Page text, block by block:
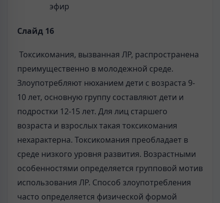
эфир
Слайд 16
Токсикомания, вызванная ЛР, распространена
преимущественно в моло­дежной среде.
Злоупотребляют нюханием дети с возраста 9-
10 лет, основную группу составляют дети и
подростки 12-15 лет. Для лиц старшего
возраста и взрослых такая токсикомания
нехарактерна. Токсикомания преобладает в
среде низкого уровня развития. Возрастными
особенностями определяется группо­вой мотив
использования ЛР. Способ злоупотребления
часто определяется фи­зической формой